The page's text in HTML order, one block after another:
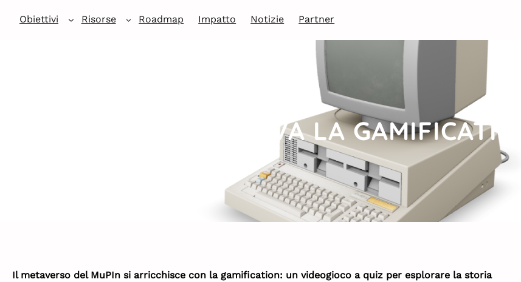
Obiettivi Risorse Roadmap Impatto Notizie Partner
EVVIVA LA GAMIFICATION
Il metaverso del MuPIn si arricchisce con la gamification: un videogioco a quiz per esplorare la storia